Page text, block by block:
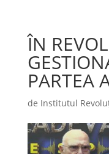
ÎN
PARTEA
de Institutul